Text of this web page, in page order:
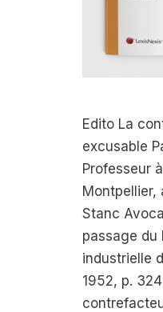
Edito La
excusable
Professeur
Montpellier,
Stanc
passage du
industrielle
1952, p.